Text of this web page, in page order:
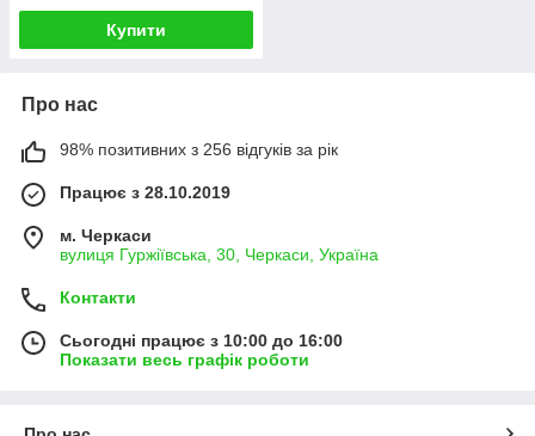
Купити
Про нас
98% позитивних з 256 відгуків за рік
Працює з 28.10.2019
м. Черкаси
вулиця Гуржіївська, 30, Черкаси, Україна
Контакти
Сьогодні працює з 10:00 до 16:00
Показати весь графік роботи